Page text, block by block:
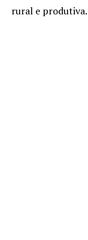
rural e produtiva.